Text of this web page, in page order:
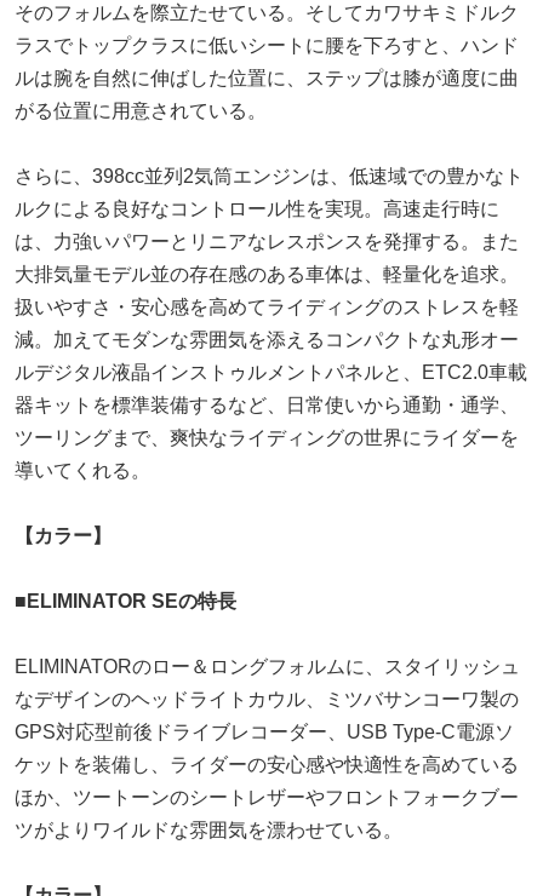
そのフォルムを際立たせている。そしてカワサキミドルク
ラスでトップクラスに低いシートに腰を下ろすと、ハンド
ルは腕を自然に伸ばした位置に、ステップは膝が適度に曲
がる位置に用意されている。
さらに、398cc並列2気筒エンジンは、低速域での豊かなト
ルクによる良好なコントロール性を実現。高速走行時に
は、力強いパワーとリニアなレスポンスを発揮する。また
大排気量モデル並の存在感のある車体は、軽量化を追求。
扱いやすさ・安心感を高めてライディングのストレスを軽
減。加えてモダンな雰囲気を添えるコンパクトな丸形オー
ルデジタル液晶インストゥルメントパネルと、ETC2.0車載
器キットを標準装備するなど、日常使いから通勤・通学、
ツーリングまで、爽快なライディングの世界にライダーを
導いてくれる。
【カラー】
■ELIMINATOR SEの特長
ELIMINATORのロー＆ロングフォルムに、スタイリッシュ
なデザインのヘッドライトカウル、ミツバサンコーワ製の
GPS対応型前後ドライブレコーダー、USB Type-C電源ソ
ケットを装備し、ライダーの安心感や快適性を高めている
ほか、ツートーンのシートレザーやフロントフォークブー
ツがよりワイルドな雰囲気を漂わせている。